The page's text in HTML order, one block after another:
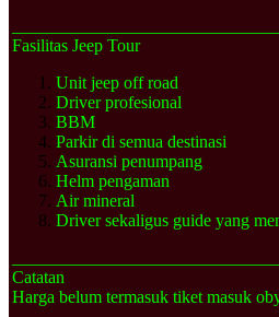
Fasilitas Jeep Tour
Unit jeep off road
Driver profesional
BBM
Parkir di semua destinasi
Asuransi penumpang
Helm pengaman
Air mineral
Driver sekaligus guide yang
Catatan
Harga belum termasuk tiket masuk